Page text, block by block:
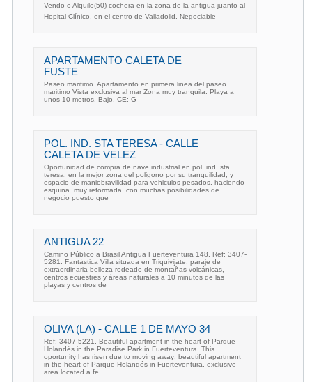
Vendo o Alquilo(50) cochera en la zona de la antigua juanto al
Hopital Clínico, en el centro de Valladolid. Negociable
APARTAMENTO CALETA DE
FUSTE
Paseo maritimo. Apartamento en primera linea del paseo
maritimo Vista exclusiva al mar Zona muy tranquila. Playa a
unos 10 metros. Bajo. CE: G
POL. IND. STA TERESA - CALLE
CALETA DE VELEZ
Oportunidad de compra de nave industrial en pol. ind. sta
teresa. en la mejor zona del poligono por su tranquilidad, y
espacio de maniobravilidad para vehiculos pesados. haciendo
esquina. muy reformada, con muchas posibilidades de
negocio puesto que
ANTIGUA 22
Camino Público a Brasil Antigua Fuerteventura 148. Ref: 3407-
5281. Fantástica Villa situada en Triquivijate, paraje de
extraordinaria belleza rodeado de montañas volcánicas,
centros ecuestres y áreas naturales a 10 minutos de las
playas y centros de
OLIVA (LA) - CALLE 1 DE MAYO 34
Ref: 3407-5221. Beautiful apartment in the heart of Parque
Holandés in the Paradise Park in Fuerteventura. This
oportunity has risen due to moving away: beautiful apartment
in the heart of Parque Holandés in Fuerteventura, exclusive
area located a fe